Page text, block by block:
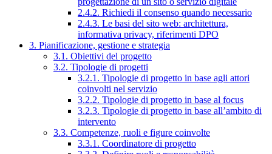
2.4.2. Richiedi il consenso quando necessario
2.4.3. Le basi del sito web: architettura,
informativa privacy, riferimenti DPO
3. Pianificazione, gestione e strategia
3.1. Obiettivi del progetto
3.2. Tipologie di progetti
3.2.1. Tipologie di progetto in base agli attori
coinvolti nel servizio
3.2.2. Tipologie di progetto in base al focus
3.2.3. Tipologie di progetto in base all’ambito di
intervento
3.3. Competenze, ruoli e figure coinvolte
3.3.1. Coordinatore di progetto